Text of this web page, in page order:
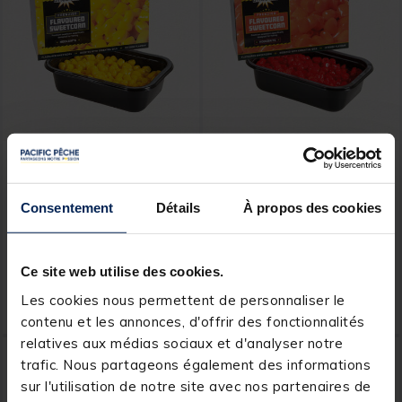
Consentement Détails À propos des cookies
Ce site web utilise des cookies.
Les cookies nous permettent de personnaliser le
contenu et les annonces, d'offrir des fonctionnalités
relatives aux médias sociaux et d'analyser notre
trafic. Nous partageons également des informations
sur l'utilisation de notre site avec nos partenaires de
DYNAMITE BAITS
Maïs Doux DYNAMITE
Match Super Yellow 200g
DYNAMITE BAITS
Maïs Doux DYNAMITE
BAITS Frenzied Sweet Krill
Red 200g
1ER PRIX